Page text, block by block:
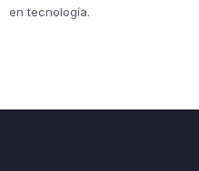
en tecnología.